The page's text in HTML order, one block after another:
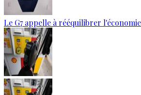
Le G7 appelle à rééquilibrer